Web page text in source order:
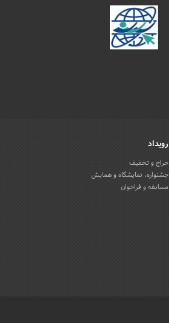
رویداد
حراج و تخفیف
جشنواره، نمایشگاه و همایش
مسابقه و فراخوان